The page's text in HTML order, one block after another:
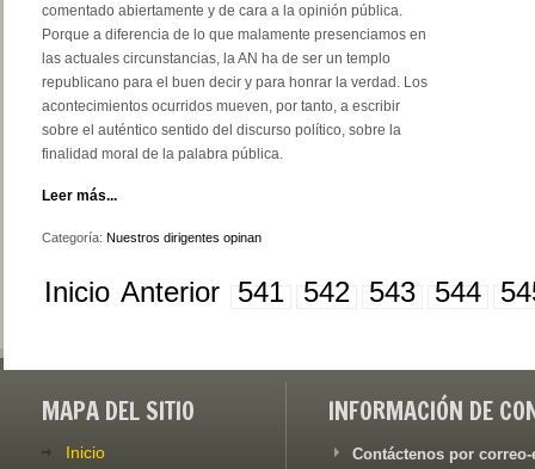
comentado abiertamente y de cara a la opinión pública.
Porque a diferencia de lo que malamente presenciamos en
las actuales circunstancias, la AN ha de ser un templo
republicano para el buen decir y para honrar la verdad. Los
acontecimientos ocurridos mueven, por tanto, a escribir
sobre el auténtico sentido del discurso político, sobre la
finalidad moral de la palabra pública.
Leer más...
Categoría: Nuestros dirigentes opinan
Inicio Anterior 541 542 543 544
MAPA DEL SITIO
Inicio
INFORMACIÓN DE
Contáctenos por